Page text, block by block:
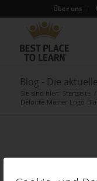
Über uns
Blog - Die
Sie sind hier: Startseite /
Deloitte-Master-Logo-